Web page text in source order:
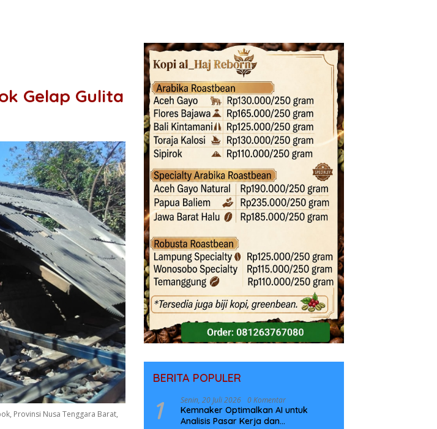
Gelap Gulita
Provinsi Nusa Tenggara Barat,
BERITA POPULER
1 Senin, 20 Juli 2026 0 Komentar
Kemnaker Optimalkan AI untuk
Analisis Pasar Kerja dan